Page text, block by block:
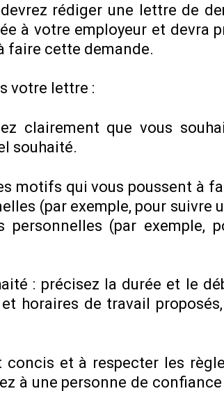
rédiger une lettre de
à votre employeur et devra
faire cette demande.
votre lettre :
clairement que vous
souhaité.
motifs qui vous poussent à
(par exemple, pour suivre
(par exemple,
: précisez la durée et le
horaires de travail
et à respecter les
à une personne de